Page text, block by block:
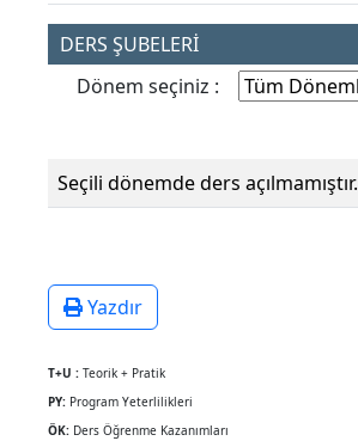
DERS ŞUBELERİ
Dönem seçiniz :
Seçili dönemde ders açılmamıştır.
Yazdır
T+U : Teorik + Pratik
PY: Program Yeterlilikleri
ÖK: Ders Öğrenme Kazanımları